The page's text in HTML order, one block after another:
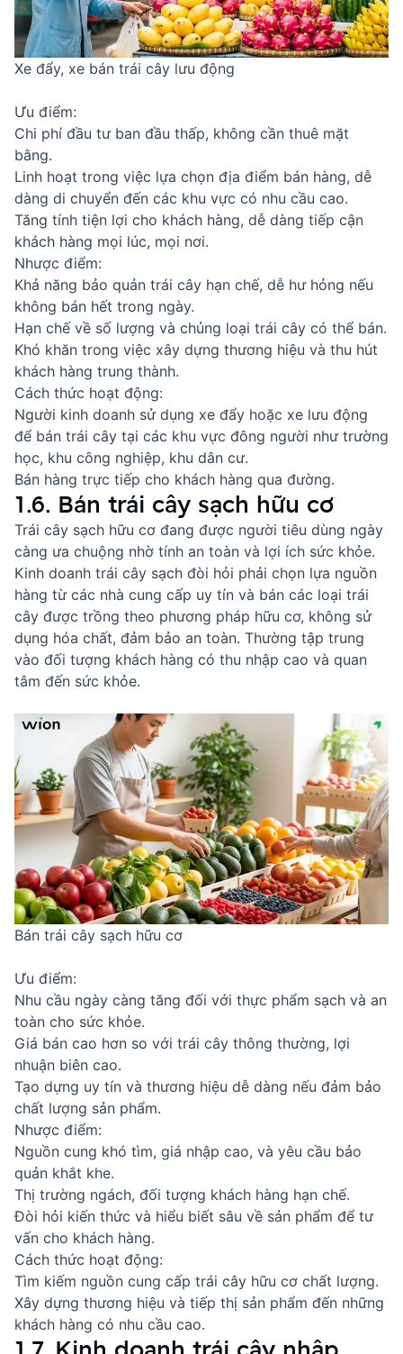
Xe đẩy, xe bán trái cây lưu động
Ưu điểm:
Chi phí đầu tư ban đầu thấp, không cần thuê mặt
bằng.
Linh hoạt trong việc lựa chọn địa điểm bán hàng, dễ
dàng di chuyển đến các khu vực có nhu cầu cao.
Tăng tính tiện lợi cho khách hàng, dễ dàng tiếp cận
khách hàng mọi lúc, mọi nơi.
Nhược điểm:
Khả năng bảo quản trái cây hạn chế, dễ hư hỏng nếu
không bán hết trong ngày.
Hạn chế về số lượng và chủng loại trái cây có thể bán.
Khó khăn trong việc xây dựng thương hiệu và thu hút
khách hàng trung thành.
Cách thức hoạt động:
Người kinh doanh sử dụng xe đẩy hoặc xe lưu động
để bán trái cây tại các khu vực đông người như trường
học, khu công nghiệp, khu dân cư.
Bán hàng trực tiếp cho khách hàng qua đường.
1.6. Bán trái cây sạch hữu cơ
Trái cây sạch hữu cơ đang được người tiêu dùng ngày
càng ưa chuộng nhờ tính an toàn và lợi ích sức khỏe.
Kinh doanh trái cây sạch đòi hỏi phải chọn lựa nguồn
hàng từ các nhà cung cấp uy tín và bán các loại trái
cây được trồng theo phương pháp hữu cơ, không sử
dụng hóa chất, đảm bảo an toàn. Thường tập trung
vào đối tượng khách hàng có thu nhập cao và quan
tâm đến sức khỏe.
Bán trái cây sạch hữu cơ
Ưu điểm:
Nhu cầu ngày càng tăng đối với thực phẩm sạch và an
toàn cho sức khỏe.
Giá bán cao hơn so với trái cây thông thường, lợi
nhuận biên cao.
Tạo dựng uy tín và thương hiệu dễ dàng nếu đảm bảo
chất lượng sản phẩm.
Nhược điểm:
Nguồn cung khó tìm, giá nhập cao, và yêu cầu bảo
quản khắt khe.
Thị trường ngách, đối tượng khách hàng hạn chế.
Đòi hỏi kiến thức và hiểu biết sâu về sản phẩm để tư
vấn cho khách hàng.
Cách thức hoạt động:
Tìm kiếm nguồn cung cấp trái cây hữu cơ chất lượng.
Xây dựng thương hiệu và tiếp thị sản phẩm đến những
khách hàng có nhu cầu cao.